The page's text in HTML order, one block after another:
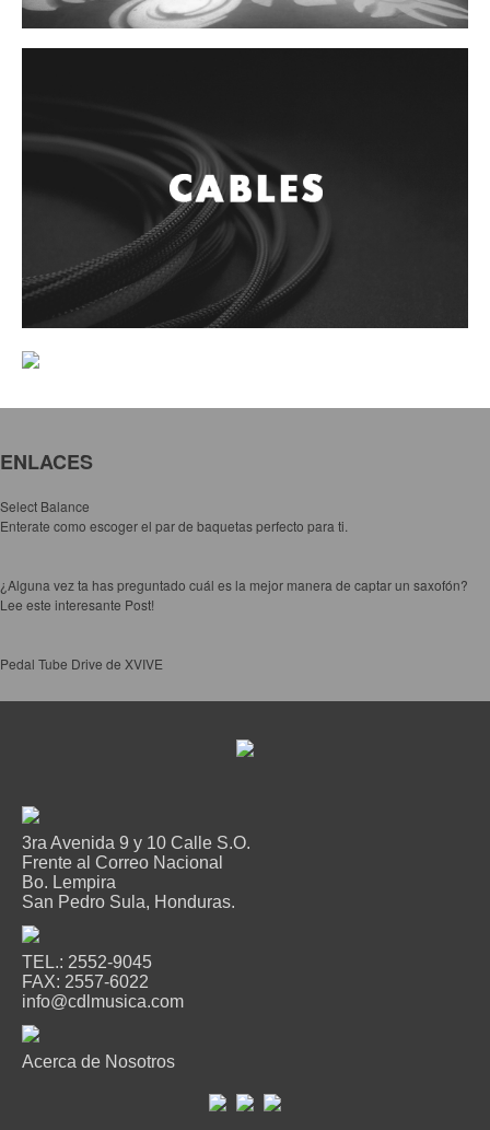
ENLACES
Select Balance
Enterate como escoger el par de baquetas perfecto para ti.
¿Alguna vez ta has preguntado cuál es la mejor manera de captar un saxofón?
Lee este interesante Post!
Pedal Tube Drive de XVIVE
3ra Avenida 9 y 10 Calle S.O.
Frente al Correo Nacional
Bo. Lempira
San Pedro Sula, Honduras.
TEL.: 2552-9045
FAX: 2557-6022
info@cdlmusica.com
Acerca de Nosotros